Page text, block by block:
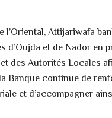
Attijariwafa
d’Oujda et de Nador en
des Autorités Locales
Banque continue de
et d’accompagner